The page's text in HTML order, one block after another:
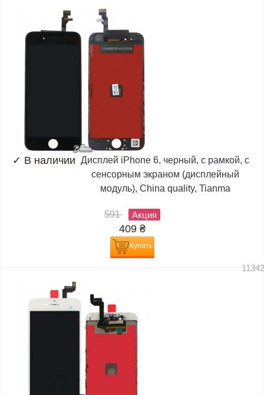
✓ В наличии Дисплей iPhone 6, черный, с рамкой, с
сенсорным экраном (дисплейный
модуль), China quality, Tianma
591 Акция
409 ₴
Купить